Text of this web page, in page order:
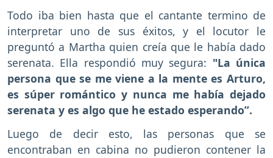
Todo iba bien hasta que el cantante termino de
interpretar uno de sus éxitos, y el locutor le
preguntó a Martha quien creía que le había dado
serenata. Ella respondió muy segura: "La única
persona que se me viene a la mente es Arturo,
es súper romántico y nunca me había dejado
serenata y es algo que he estado esperando”.
Luego de decir esto, las personas que se
encontraban en cabina no pudieron contener la